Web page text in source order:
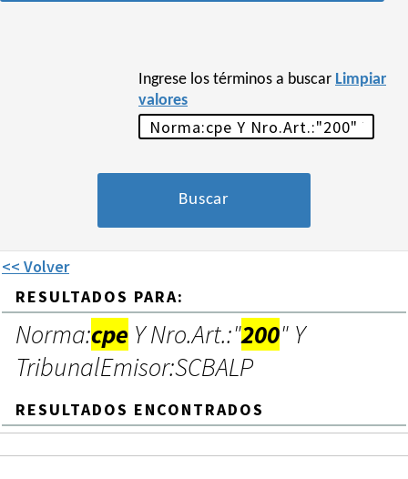
Ingrese los términos a buscar Limpiar
valores
<< Volver
RESULTADOS PARA:
Norma:cpe Y Nro.Art.:"200" Y
TribunalEmisor:SCBALP
RESULTADOS ENCONTRADOS